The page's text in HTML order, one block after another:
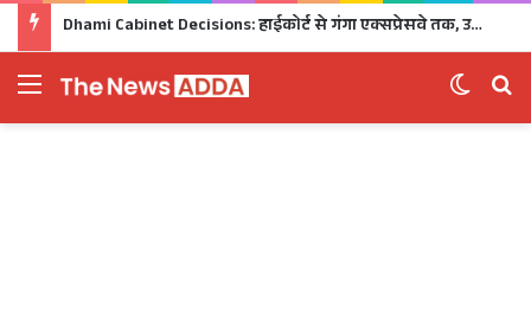
Dhami Cabinet Decisions: हाईकोर्ट से गंगा एक्सप्रेसवे तक, उत्तराखंड कैबिनेट के बड़े फैसले Click
Menu